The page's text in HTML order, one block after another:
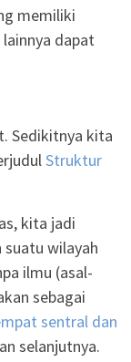
memiliki
dapat
Sedikitnya kita
Struktur
kita jadi
wilayah
ilmu (asal-
sebagai
sentral dan
selanjutnya.